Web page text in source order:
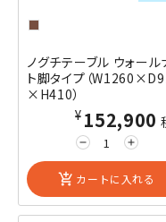
ノグチテーブル ウォール
ト脚タイプ（
×H410）
remove add
¥152,900
add_shopping_cart カートに入れる